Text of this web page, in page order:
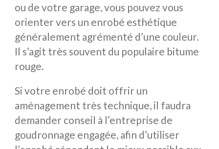
ou de votre garage, vous pouvez vous
orienter vers un enrobé esthétique
généralement agrémenté d’une couleur.
Il s’agit très souvent du populaire bitume
rouge.
Si votre enrobé doit offrir un
aménagement très technique, il faudra
demander conseil à l’entreprise de
goudronnage engagée, afin d’utiliser